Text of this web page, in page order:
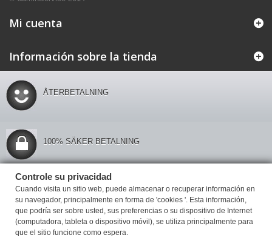
Mi cuenta
Información sobre la tienda
ÅTERBETALNING
100% SÄKER BETALNING
Controle su privacidad
Controle su privacidad
Cuando visita un sitio web, puede almacenar o recuperar información en
su navegador, principalmente en forma de 'cookies '. Esta información,
que podría ser sobre usted, sus preferencias o su dispositivo de Internet
(computadora, tableta o dispositivo móvil), se utiliza principalmente para
que el sitio funcione como espera.